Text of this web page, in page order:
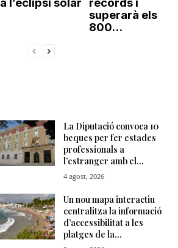
a l’eclipsi solar
rècords i
superarà els
800...